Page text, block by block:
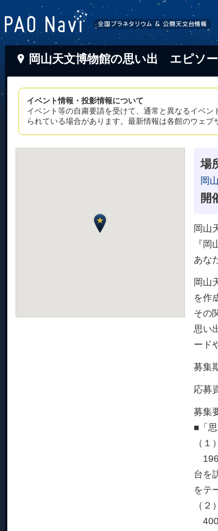
岡山天文博物館の思い出 エピソ
イベント情報・投影情報について
イベント等の自粛要請を受けて、通常と異なるイベ
られている場合があります。最新情報は各館のウェ
場
岡
開
岡山
『
あな
岡山
を作
その
思い
ード
募集
応募
募集
■「
（１
台を
をテ
（２
400